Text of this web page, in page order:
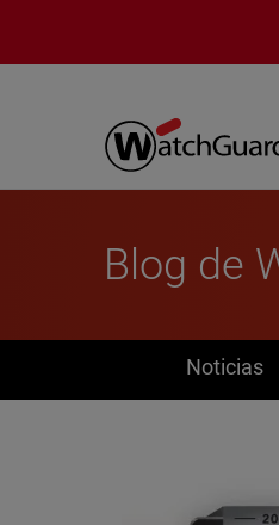
Blog de
News
Noticias